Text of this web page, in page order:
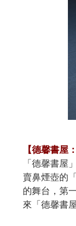
【德馨書屋
「德馨書屋
賣鼻煙壺的
的舞台，第
來「德馨書